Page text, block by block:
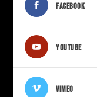
FACEBOOK
YOUTUBE
VIMEO